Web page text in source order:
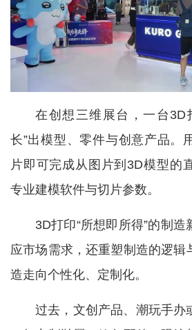
在创想三维展台，一台3D
长”出模型、零件与创意产品。
片即可完成从图片到3D模型的
专业建模软件与切片参数。
3D打印“所想即所得”的制
应市场需求，还重塑制造的逻辑
造走向个性化、定制化。
过去，文创产品、潮玩手办